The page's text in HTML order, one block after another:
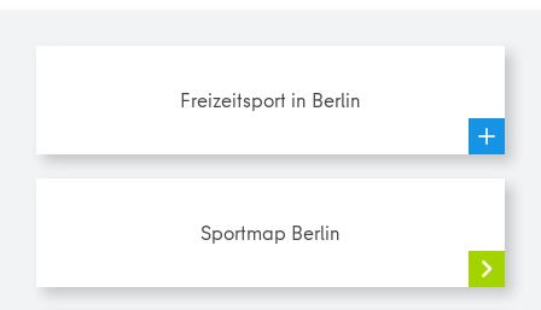
Freizeitsport in Berlin
Sportmap Berlin